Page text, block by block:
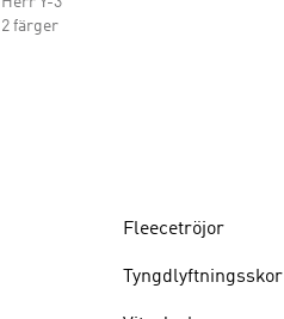
2 färger
Fleecetröjor
Tyngdlyftningsskor